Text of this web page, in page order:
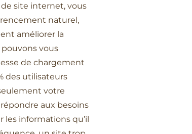
site internet, vous
naturel,
améliorer la
vous
de chargement
des utilisateurs
votre
aux besoins
informations qu’il